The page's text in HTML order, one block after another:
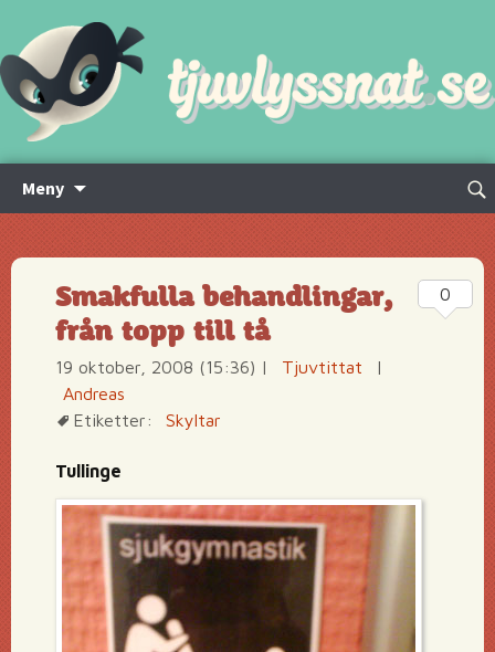
Meny
innehåll
Sök
Smakfulla behandlingar,
från topp till tå
19 oktober, 2008 (15:36) | Tjuvtittat
|
Andreas
Etiketter:
Skyltar
Tullinge
0